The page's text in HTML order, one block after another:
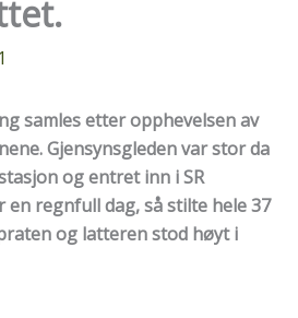
samles etter opphevelsen av
Gjensynsgleden var stor da
og entret inn i SR
regnfull dag, så stilte hele 37
og latteren stod høyt i